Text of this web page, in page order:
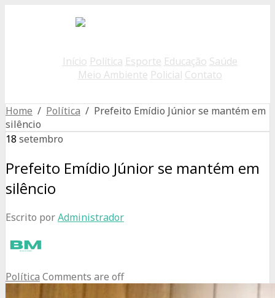
Início Política Esporte Educação Saúde
Meio Ambiente Policial Contato
Home / Política / Prefeito Emídio Júnior se mantém em
silêncio
18 setembro
Prefeito Emídio Júnior se mantém em
silêncio
Escrito porAdministrador
Política Comments are off